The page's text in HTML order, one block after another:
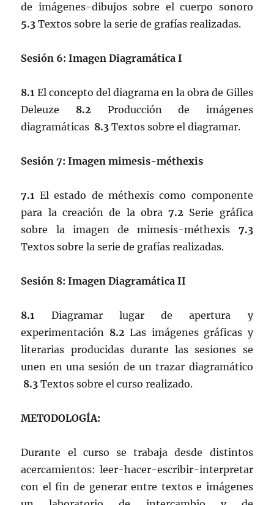
de imágenes-dibujos sobre el cuerpo sonoro
5.3 Textos sobre la serie de grafías realizadas.
Sesión 6: Imagen Diagramática I
8.1 El concepto del diagrama en la obra de Gilles
Deleuze 8.2 Producción de imágenes
diagramáticas 8.3 Textos sobre el diagramar.
Sesión 7: Imagen mimesis-méthexis
7.1 El estado de méthexis como componente
para la creación de la obra7.2 Serie gráfica
sobre la imagen de mimesis-méthexis 7.3
Textos sobre la serie de grafías realizadas.
Sesión 8: Imagen Diagramática II
8.1 Diagramar lugar de apertura y
experimentación 8.2Las imágenes gráficas y
literarias producidas durante las sesiones se
unen en una sesión de un trazar diagramático
8.3 Textos sobre el curso realizado.
METODOLOGÍA:
Durante el curso se trabaja desde distintos
acercamientos: leer-hacer-escribir-interpretar
con el fin de generar entre textos e imágenes